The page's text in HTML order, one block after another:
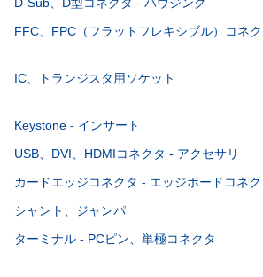
FFC、FPC（フラットフレキシブル）コネク
IC、トランジスタ用ソケット
Keystone - インサート
USB、DVI、HDMIコネクタ - アクセサリ
カードエッジコネクタ - エッジボードコネク
シャント、ジャンパ
ターミナル - PCピン、単極コネクタ